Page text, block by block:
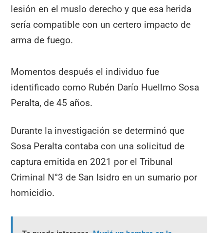
lesión en el muslo derecho y que esa herida
sería compatible con un certero impacto de
arma de fuego.
Momentos después el individuo fue
identificado como Rubén Darío Huellmo Sosa
Peralta, de 45 años.
Durante la investigación se determinó que
Sosa Peralta contaba con una solicitud de
captura emitida en 2021 por el Tribunal
Criminal N°3 de San Isidro en un sumario por
homicidio.